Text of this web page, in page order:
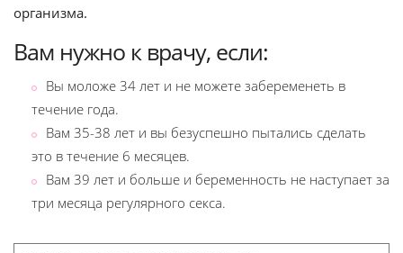
организма.
Вам нужно к врачу, если:
Вы моложе 34 лет и не можете забеременеть в
течение года.
Вам 35-38 лет и вы безуспешно пытались сделать
это в течение 6 месяцев.
Вам 39 лет и больше и беременность не наступает за
три месяца регулярного секса.